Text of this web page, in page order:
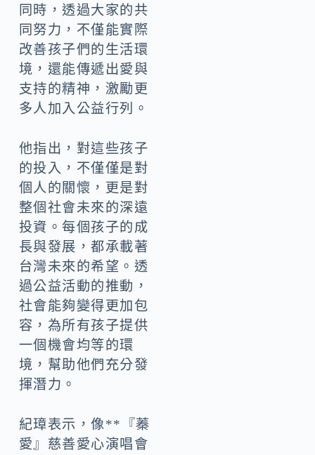
同時，透過大家的共
同努力，不僅能實際
改善孩子們的生活環
境，還能傳遞出愛與
支持的精神，激勵更
多人加入公益行列。
他指出，對這些孩子
的投入，不僅僅是對
個人的關懷，更是對
整個社會未來的深遠
投資。每個孩子的成
長與發展，都承載著
台灣未來的希望。透
過公益活動的推動，
社會能夠變得更加包
容，為所有孩子提供
一個機會均等的環
境，幫助他們充分發
揮潛力。
紀璋表示，像**『蓁
愛』慈善愛心演唱會